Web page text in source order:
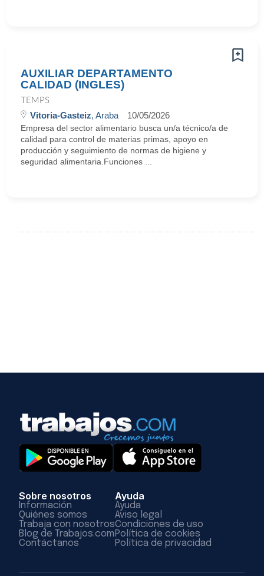
AUXILIAR DEPARTAMENTO
CALIDAD (INGLES)
TEMPS
Vitoria-Gasteiz, Araba 10/05/2026
Empresa del sector alimentario busca un/a técnico/a de
calidad para control de materias primas, apoyo en
producción y seguimiento de normas de higiene y
seguridad alimentaria.Funciones ...
Sobre nosotros
Información
Quiénes somos
Trabaja con nosotros
Blog de Trabajos.com
Contáctanos
Ayuda
Ayuda
Aviso legal
Condiciones de uso
Política de cookies
Política de privacidad